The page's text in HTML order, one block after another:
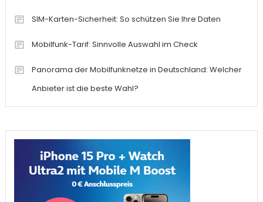
SIM-Karten-Sicherheit: So schützen Sie Ihre Daten
Mobilfunk-Tarif: Sinnvolle Auswahl im Check
Panorama der Mobilfunknetze in Deutschland: Welcher
Anbieter ist die beste Wahl?